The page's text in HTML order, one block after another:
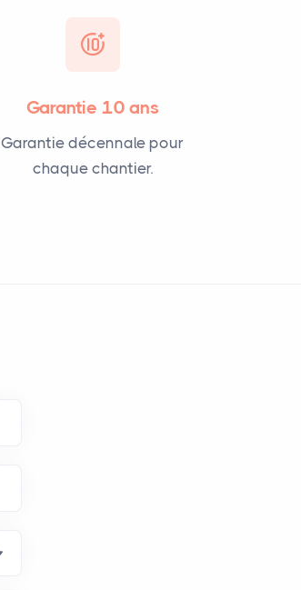
Garantie 10 ans
Garantie décennale pour
chaque chantier.